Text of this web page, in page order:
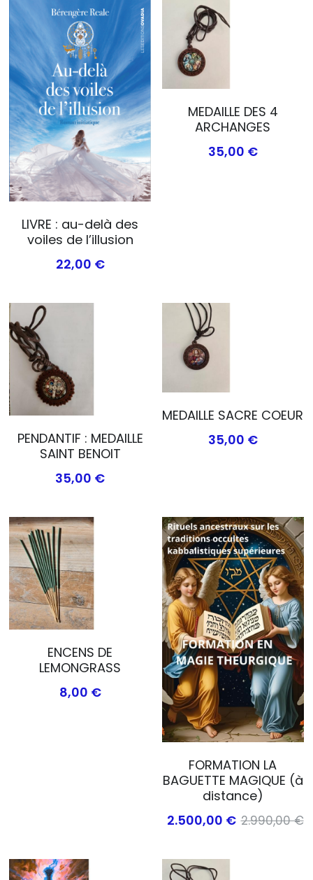
LIVRE : au-delà des
voiles de l’illusion
22,00 €
MEDAILLE DES 4
ARCHANGES
35,00 €
PENDANTIF : MEDAILLE
SAINT BENOIT
35,00 €
MEDAILLE SACRE COEUR
35,00 €
ENCENS DE
LEMONGRASS
8,00 €
FORMATION LA
BAGUETTE MAGIQUE (à
distance)
2.500,00 € 2.990,00 €